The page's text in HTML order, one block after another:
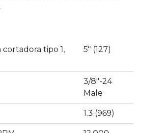
tipo 1,
5″ (127)
3/8″-24
Male
1.3 (969)